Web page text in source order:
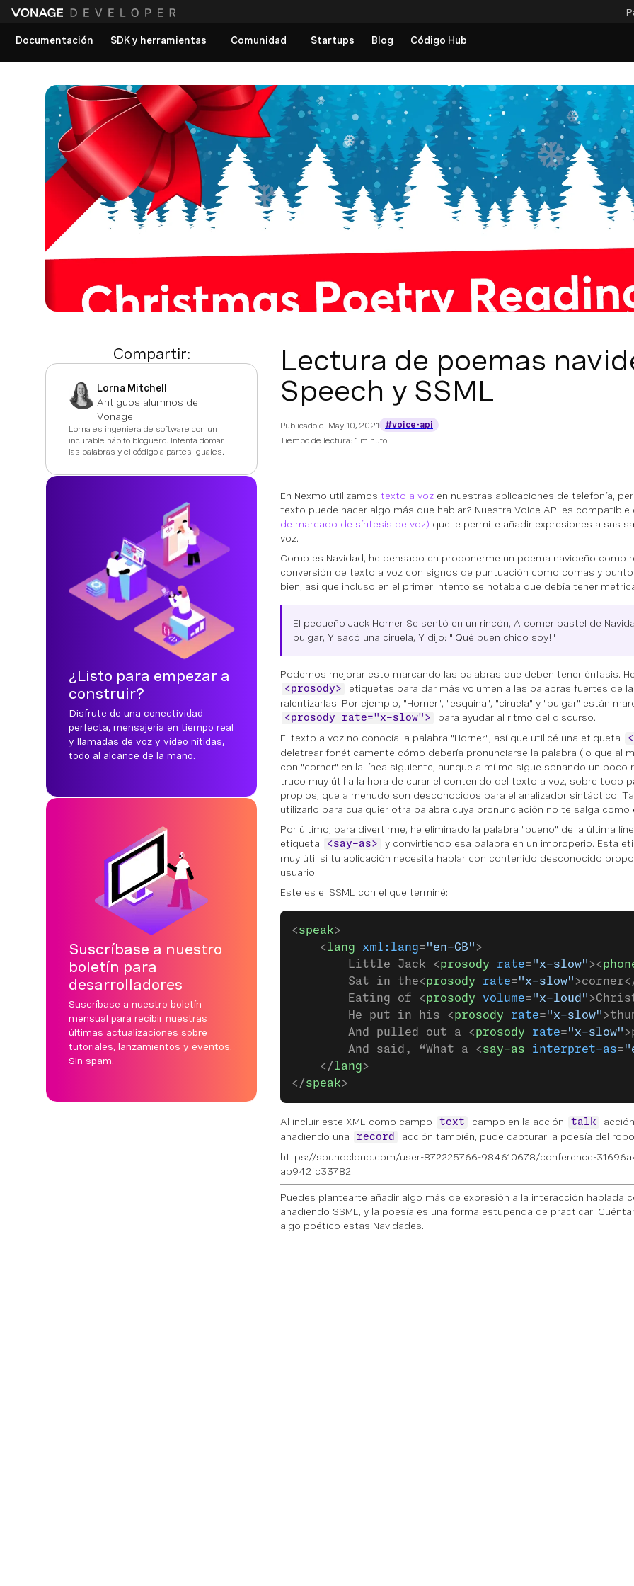
Documentación
SDK y herramientas Comunidad Startups Blog Código Hub
Compartir:
Lorna Mitchell
Antiguos alumnos de
Vonage
Lorna es ingeniera de software con un
incurable hábito bloguero. Intenta domar
las palabras y el código a partes iguales.
¿Listo para empezar a
construir?
Disfrute de una conectividad
perfecta, mensajería en tiempo real
y llamadas de voz y vídeo nítidas,
todo al alcance de la mano.
Suscríbase a nuestro
boletín para
desarrolladores
Suscríbase a nuestro boletín
mensual para recibir nuestras
últimas actualizaciones sobre
tutoriales, lanzamientos y eventos.
Sin spam.
Lectura de poemas
Speech y SSML
Publicado el May 10, 2021
#voice-api
Tiempo de lectura: 1 minuto
En Nexmo utilizamos texto a voz en nuestras aplicaciones de telefonía,
texto puede hacer algo más que hablar? Nuestra Voice API es compatible
de marcado de síntesis de voz) que le permite añadir expresiones a sus
voz.
Como es Navidad, he pensado en proponerme un poema navideño como
conversión de texto a voz con signos de puntuación como comas y
bien, así que incluso en el primer intento se notaba que debía tener
El pequeño Jack Horner Se sentó en un rincón, A comer pastel de
pulgar, Y sacó una ciruela, Y dijo: "¡Qué buen chico soy!"
Podemos mejorar esto marcando las palabras que deben tener énfasis.
<prosody>
etiquetas para dar más volumen a las palabras fuertes de
ralentizarlas. Por ejemplo, "Horner", "esquina", "ciruela" y "pulgar" están
<prosody rate="x-slow">
para ayudar al ritmo del discurso.
El texto a voz no conocía la palabra "Horner", así que utilicé una etiqueta
deletrear fonéticamente cómo debería pronunciarse la palabra (lo que al
con "corner" en la línea siguiente, aunque a mí me sigue sonando un poco
truco muy útil a la hora de curar el contenido del texto a voz, sobre todo
propios, que a menudo son desconocidos para el analizador sintáctico.
utilizarlo para cualquier otra palabra cuya pronunciación no te salga como
Por último, para divertirme, he eliminado la palabra "bueno" de la última
etiqueta
<say-as>
y convirtiendo esa palabra en un improperio. Esta
muy útil si tu aplicación necesita hablar con contenido desconocido
usuario.
Este es el SSML con el que terminé:
<speak>
    <
lang xml:lang="en-GB" >
        Little Jack <
prosody rate="x-slow" ><
        Sat in the<
prosody rate="x-slow"
        Eating of <
prosody volume="x-loud"
        He put in his <
prosody rate="x-slow"
        And pulled out a <
prosody rate="x-slow"
        And said, “What a <
say-as interpret-as=
    </
lang>
</speak>
Al incluir este XML como campo text campo en la acción talk
añadiendo una
record
acción también, pude capturar la poesía del
https://soundcloud.com/user-872225766-984610678/conference-
ab942fc33782
Puedes plantearte añadir algo más de expresión a la interacción hablada
añadiendo SSML, y la poesía es una forma estupenda de practicar.
algo poético estas Navidades.